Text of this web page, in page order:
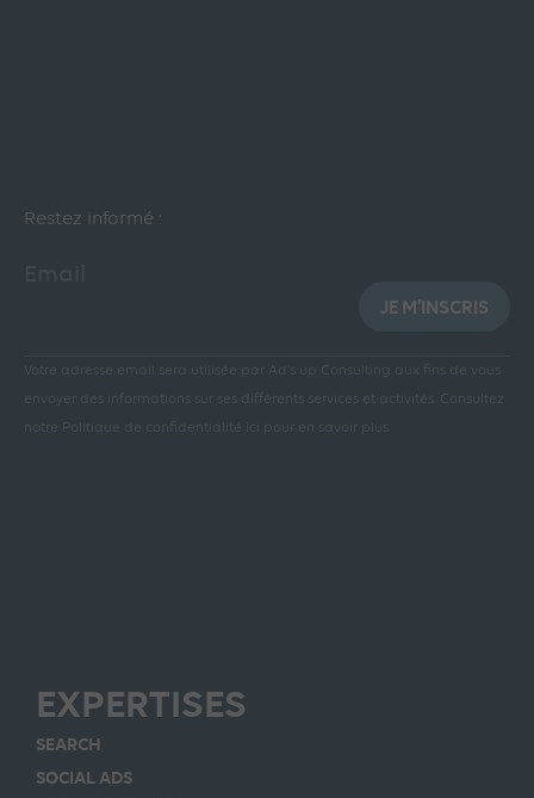
Restez informé :
JE M'INSCRIS
Votre adresse email sera utilisée par Ad’s up Consulting aux fins de vous
envoyer des informations sur ses différents services et activités.
Consultez
notre Politique de confidentialité ici pour en savoir plus
EXPERTISES
SEARCH
SOCIAL ADS